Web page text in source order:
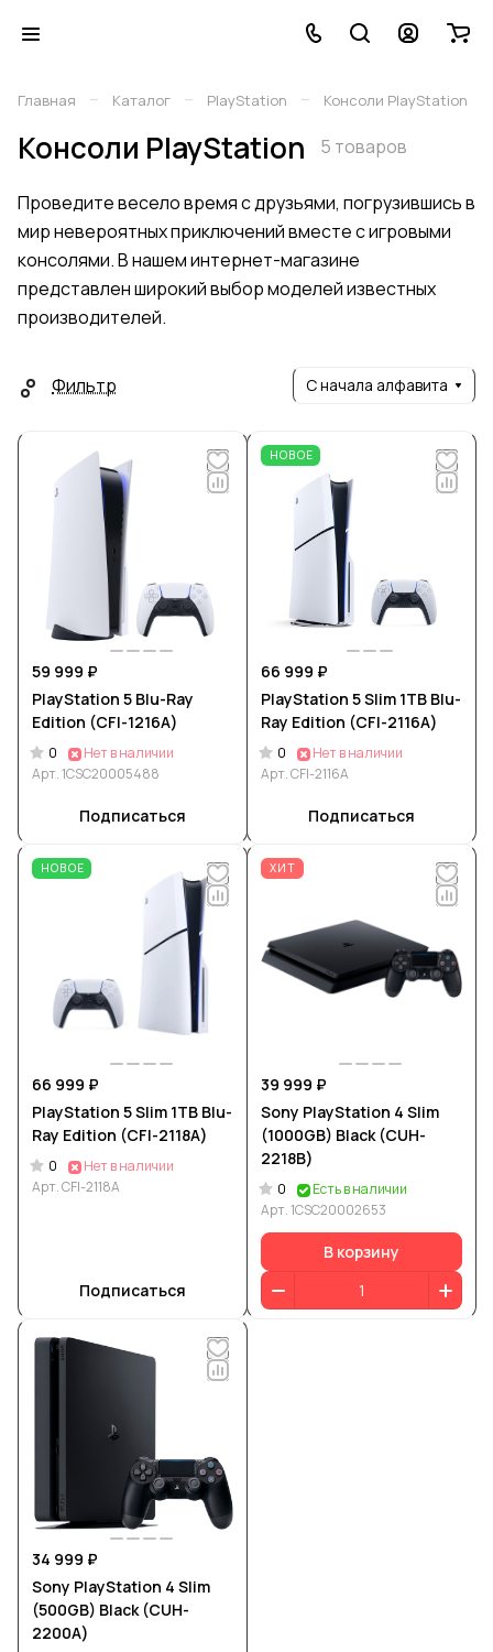
Главная – Каталог – PlayStation – Консоли PlayStation
Консоли PlayStation 5 товаров
Проведите весело время с друзьями, погрузившись в
мир невероятных приключений вместе с игровыми
консолями. В нашем интернет-магазине
представлен широкий выбор моделей известных
производителей.
Фильтр С начала алфавита
59 999 ₽
PlayStation 5 Blu-Ray
Edition (CFI-1216A)
0
Нет в наличии
Арт.1CSC20005488
Подписаться
НОВОЕ
66 999 ₽
PlayStation 5 Slim 1TB Blu-
Ray Edition (CFI-2116A)
0
Нет в наличии
Арт.CFI-2116A
Подписаться
НОВОЕ
66 999 ₽
PlayStation 5 Slim 1TB Blu-
Ray Edition (CFI-2118A)
0
Нет в наличии
Арт.CFI-2118A
Подписаться
ХИТ
39 999 ₽
Sony PlayStation 4 Slim
(1000GB) Black (CUH-
2218B)
0
Есть в наличии
Арт.1CSC20002653
В корзину
34 999 ₽
Sony PlayStation 4 Slim
(500GB) Black (CUH-
2200A)